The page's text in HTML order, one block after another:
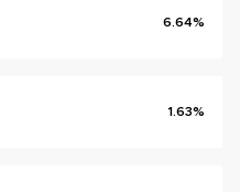
6.64%
1.63%